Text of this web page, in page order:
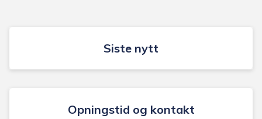
Siste nytt
Opningstid og kontakt